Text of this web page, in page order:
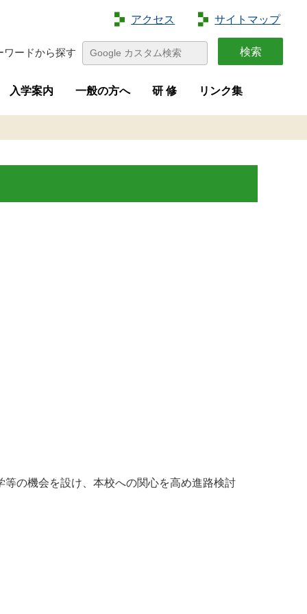
アクセス サイトマップ
ワードから探す
入学案内 一般の方へ 研 修 リンク集
の機会を設け、本校への関心を高め進路検討